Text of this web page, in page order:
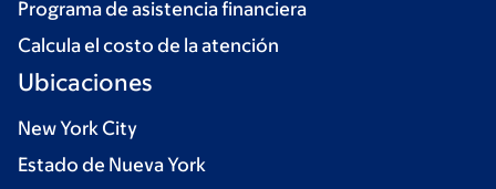
Programa de asistencia financiera
Calcula el costo de la atención
Ubicaciones
New York City
Estado de Nueva York